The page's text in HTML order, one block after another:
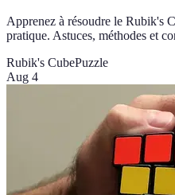
Apprenez à résoudre le Rubik's
pratique. Astuces, méthodes et
Rubik's CubePuzzle
Aug 4